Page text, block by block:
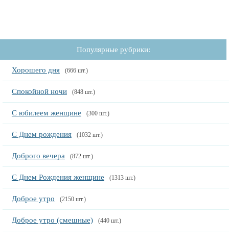
Популярные рубрики:
Хорошего дня (666 шт.)
Спокойной ночи (848 шт.)
С юбилеем женщине (300 шт.)
С Днем рождения (1032 шт.)
Доброго вечера (872 шт.)
С Днем Рождения женщине (1313 шт.)
Доброе утро (2150 шт.)
Доброе утро (смешные) (440 шт.)